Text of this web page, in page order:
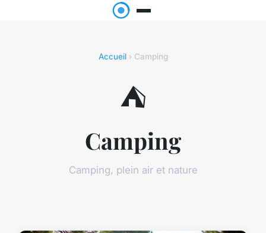
Accueil› Camping
⛺
Camping
Camping, plein air et nature